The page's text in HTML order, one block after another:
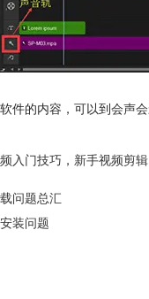
件的内容，可以到 会声
入门技巧 ， 新手视频剪辑
问题总汇
装问题